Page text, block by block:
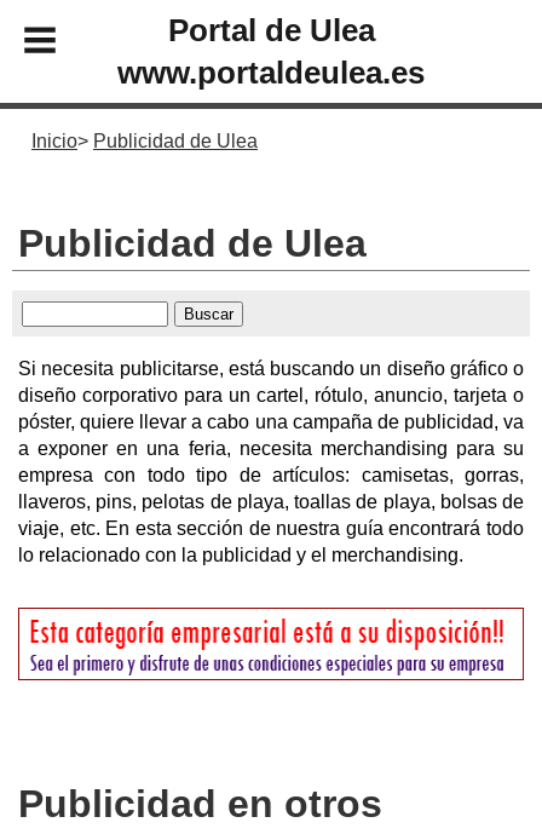
Portal de Ulea
www.portaldeulea.es
Inicio Publicidad de Ulea
Publicidad de Ulea
Si necesita publicitarse, está buscando un diseño gráfico o
diseño corporativo para un cartel, rótulo, anuncio, tarjeta o
póster, quiere llevar a cabo una campaña de publicidad, va
a exponer en una feria, necesita merchandising para su
empresa con todo tipo de artículos: camisetas, gorras,
llaveros, pins, pelotas de playa, toallas de playa, bolsas de
viaje, etc. En esta sección de nuestra guía encontrará todo
lo relacionado con la publicidad y el merchandising.
Publicidad en otros